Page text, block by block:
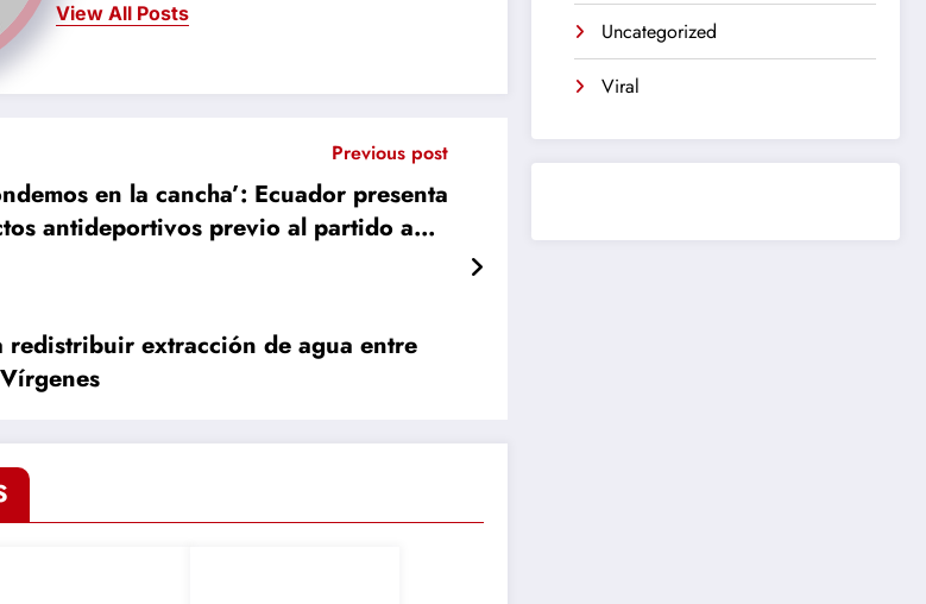
View All Posts
Previous post
en la cancha’: Ecuador presenta
antideportivos previo al partido ante
redistribuir extracción de agua entre
Uncategorized
Viral